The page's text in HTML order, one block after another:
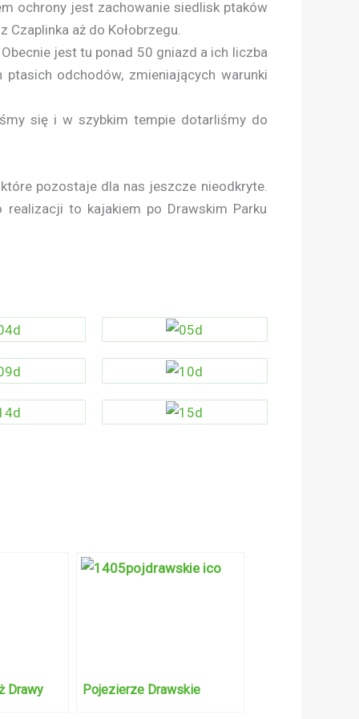
ochrony jest zachowanie siedlisk ptaków
aż do Kołobrzegu.
jest tu ponad 50 gniazd a ich liczba
odchodów, zmieniających warunki
się i w szybkim tempie dotarliśmy do
pozostaje dla nas jeszcze nieodkryte.
to kajakiem po Drawskim Parku
Drawy Pojezierze Drawskie